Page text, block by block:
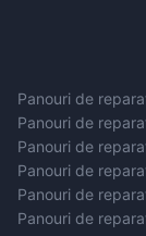
Panouri de
Panouri de
Panouri de
Panouri de
Panouri de
Panouri de